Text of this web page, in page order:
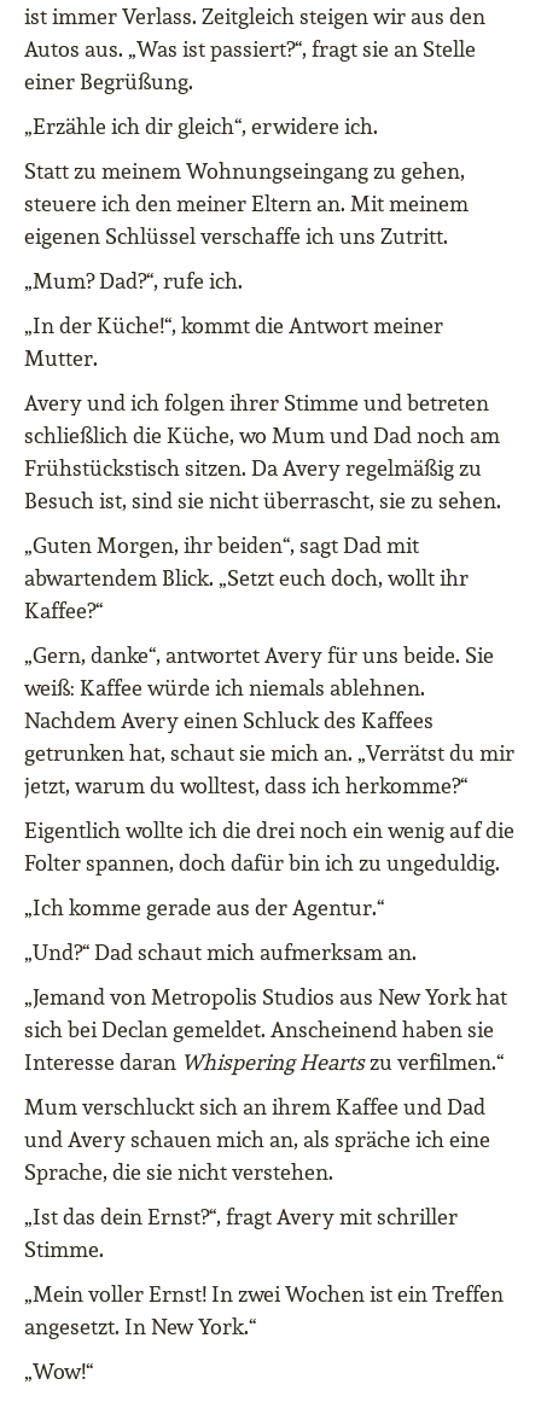
ist immer Verlass. Zeitgleich steigen wir aus den
Autos aus. „Was ist passiert?“, fragt sie an Stelle
einer Begrüßung.
„Erzähle ich dir gleich“, erwidere ich.
Statt zu meinem Wohnungseingang zu gehen,
steuere ich den meiner Eltern an. Mit meinem
eigenen Schlüssel verschaffe ich uns Zutritt.
„Mum? Dad?“, rufe ich.
„In der Küche!“, kommt die Antwort meiner
Mutter.
Avery und ich folgen ihrer Stimme und betreten
schließlich die Küche, wo Mum und Dad noch am
Frühstückstisch sitzen. Da Avery regelmäßig zu
Besuch ist, sind sie nicht überrascht, sie zu sehen.
„Guten Morgen, ihr beiden“, sagt Dad mit
abwartendem Blick. „Setzt euch doch, wollt ihr
Kaffee?“
„Gern, danke“, antwortet Avery für uns beide. Sie
weiß: Kaffee würde ich niemals ablehnen.
Nachdem Avery einen Schluck des Kaffees
getrunken hat, schaut sie mich an. „Verrätst du mir
jetzt, warum du wolltest, dass ich herkomme?“
Eigentlich wollte ich die drei noch ein wenig auf die
Folter spannen, doch dafür bin ich zu ungeduldig.
„Ich komme gerade aus der Agentur.“
„Und?“ Dad schaut mich aufmerksam an.
„Jemand von Metropolis Studios aus New York hat
sich bei Declan gemeldet. Anscheinend haben sie
Interesse daran Whispering Heartszu verfilmen.“
Mum verschluckt sich an ihrem Kaffee und Dad
und Avery schauen mich an, als spräche ich eine
Sprache, die sie nicht verstehen.
„Ist das dein Ernst?“, fragt Avery mit schriller
Stimme.
„Mein voller Ernst! In zwei Wochen ist ein Treffen
angesetzt. In New York.“
„Wow!“